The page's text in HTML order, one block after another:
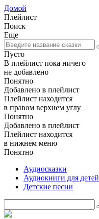
Домой
Плейлист
Поиск
Еще
Пусто
В плейлист пока ничего
не добавлено
Понятно
Добавлено в плейлист
Плейлист находится
в правом верхнем углу
Понятно
Добавлено в плейлист
Плейлист находится
в нижнем меню
Понятно
Аудиосказки
Аудиокниги для детей
Детские песни